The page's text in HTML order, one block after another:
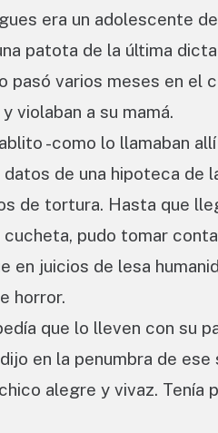
era un adolescente
patota de la última
pasó varios meses en el
violaban a su mamá.
-como lo llamaban
de una hipoteca de
de tortura. Hasta que
cucheta, pudo tomar
en juicios de lesa
horror.
que lo lleven con su
en la penumbra de
alegre y vivaz. Tenía